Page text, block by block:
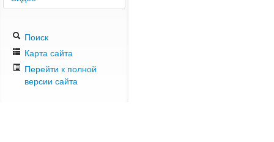
Поиск
Карта сайта
Перейти к полной
версии сайта